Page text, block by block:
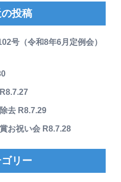
投稿
号（令和8年6月定例会）
去 R8.7.29
お祝い会 R8.7.28
リー